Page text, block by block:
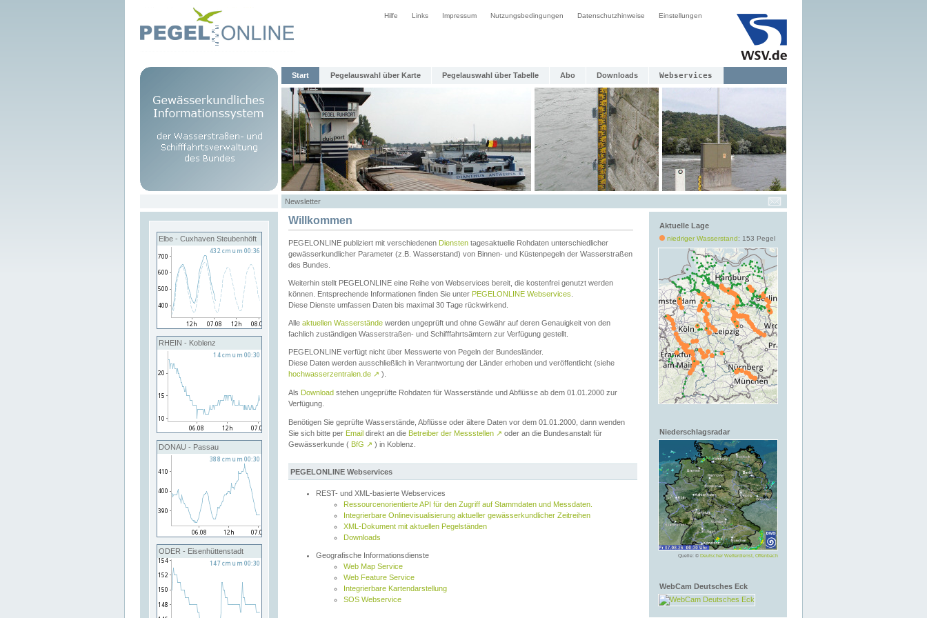
Hilfe Links Impressum Nutzungsbedingungen Datenschutzhinweise Einstellungen
Start Pegelauswahl über Karte Pegelauswahl über Tabelle Abo Downloads Webservices
Newsletter
Elbe - Cuxhaven Steubenhöft
RHEIN - Koblenz
DONAU - Passau
ODER - Eisenhüttenstadt
Aktuelle Lage
niedriger Wasserstand: 153 Pegel
Niederschlagsradar
Quelle: © Deutscher Wetterdienst, Offenbach
WebCam Deutsches Eck
Willkommen
PEGELONLINE publiziert mit verschiedenen Diensten tagesaktuelle Rohdaten unterschiedlicher
gewässerkundlicher Parameter (z.B. Wasserstand) von Binnen- und Küstenpegeln der Wasserstraßen
des Bundes.
Weiterhin stellt PEGELONLINE eine Reihe von Webservices bereit, die kostenfrei genutzt werden
können. Entsprechende Informationen finden Sie unter PEGELONLINE Webservices
Diese Dienste umfassen Daten bis maximal 30 Tage rückwirkend.
Alle aktuellen Wasserstände werden ungeprüft und ohne Gewähr auf deren Genauigkeit von den
fachlich zuständigen Wasserstraßen- und Schifffahrtsämtern zur Verfügung gestellt.
PEGELONLINE verfügt nicht über Messwerte von Pegeln der Bundesländer.
Diese Daten werden ausschließlich in Verantwortung der Länder erhoben und veröffentlicht (siehe
hochwasserzentralen.de ↗ ).
Als Download stehen ungeprüfte Rohdaten für Wasserstände und Abflüsse ab dem 01.01.2000 zur
Verfügung.
Benötigen Sie geprüfte Wasserstände, Abflüsse oder ältere Daten vor dem 01.01.2000, dann wenden
Sie sich bitte per Email direkt an die Betreiber der Messstellen ↗ oder an die Bundesanstalt für
Gewässerkunde ( BfG ↗ ) in Koblenz.
PEGELONLINE Webservices
REST- und XML-basierte Webservices
Ressourcenorientierte API für den Zugriff auf Stammdaten und Messdaten.
Integrierbare Onlinevisualisierung aktueller gewässerkundlicher Zeitreihen
XML-Dokument mit aktuellen Pegelständen
Downloads
Geografische Informationsdienste
Web Map Service
Web Feature Service
Integrierbare Kartendarstellung
SOS Webservice